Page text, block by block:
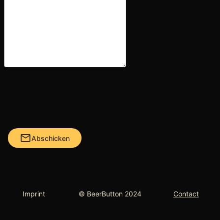
mailAbschicken
Imprint © BeerButton 2024 Contact